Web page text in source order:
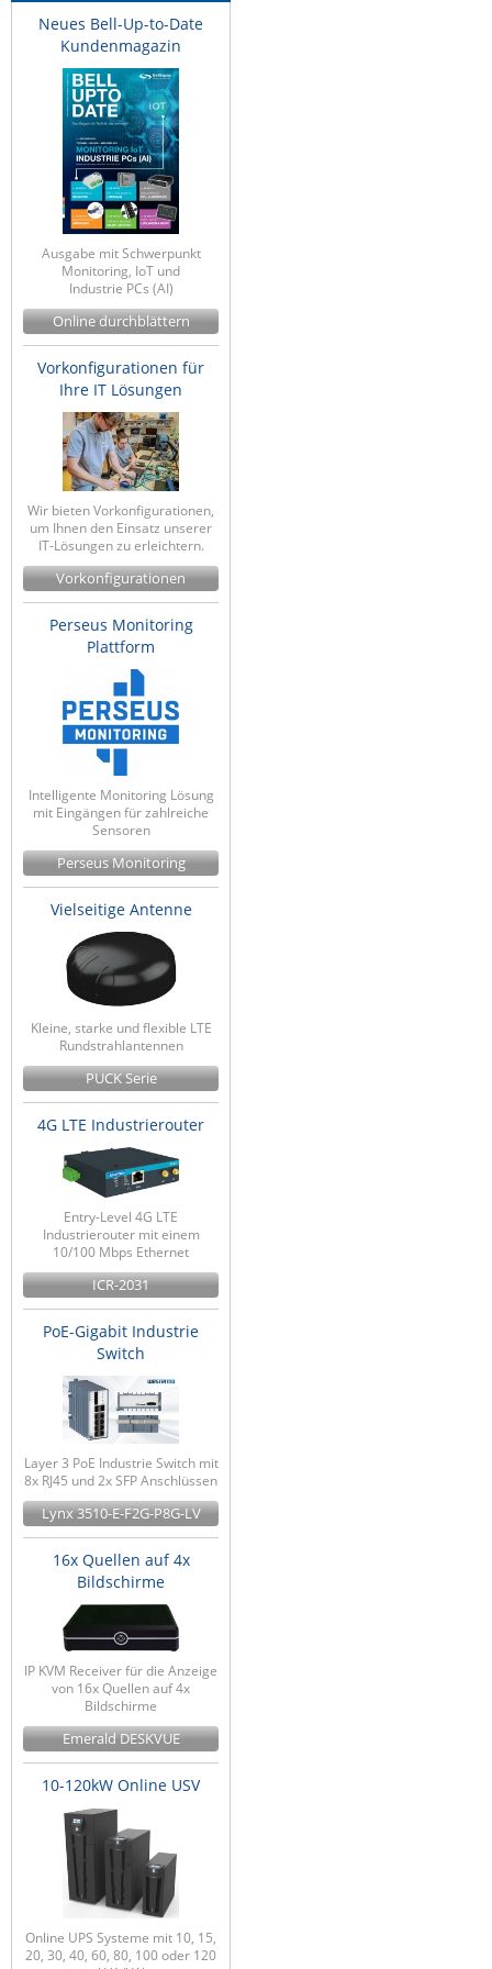
IEC Lock
Kerlink
Kramer Electronics
KVM TEC
Legrand
LigoWave
Milesight
Moxa
Netio
Panorama Antennas
PatchSee
Power Kingdom
Poynting
Raritan
Riello UPS
Server Technology
Siretta
SIRIO Antenne
Sunbird
Tactical Software
TEKTELIC
Teltonika
Unwired Networks
Vision
WATTECO
Westermo
Yuasa
ZPE Systems
News zu unseren Herstellern
Neues Bell-Up-to-Date
Kundenmagazin
Ausgabe mit Schwerpunkt
Monitoring, IoT und
Industrie PCs (AI)
Online durchblättern
Vorkonfigurationen für
Ihre IT Lösungen
Wir bieten Vorkonfigurationen,
um Ihnen den Einsatz unserer
IT-Lösungen zu erleichtern.
Vorkonfigurationen
Perseus Monitoring
Plattform
Intelligente Monitoring Lösung
mit Eingängen für zahlreiche
Sensoren
Perseus Monitoring
Vielseitige Antenne
Kleine, starke und flexible LTE
Rundstrahlantennen
PUCK Serie
4G LTE Industrierouter
Entry-Level 4G LTE
Industrierouter mit einem
10/100 Mbps Ethernet
ICR-2031
PoE-Gigabit Industrie
Switch
Layer 3 PoE Industrie Switch mit
8x RJ45 und 2x SFP Anschlüssen
Lynx 3510-E-F2G-P8G-LV
16x Quellen auf 4x
Bildschirme
IP KVM Receiver für die Anzeige
von 16x Quellen auf 4x
Bildschirme
Emerald DESKVUE
10-120kW Online USV
Online UPS Systeme mit 10, 15,
20, 30, 40, 60, 80, 100 oder 120